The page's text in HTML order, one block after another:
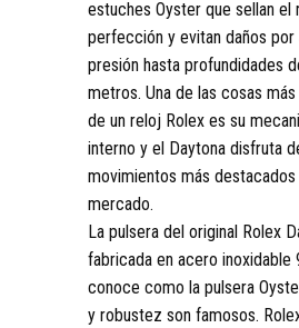
estuches Oyster que sellan el
perfección y evitan daños por
presión hasta profundidades
metros. Una de las cosas
de un reloj Rolex es su
interno y el Daytona disfruta
movimientos más destacados
mercado.
La pulsera del original Rolex
fabricada en acero inoxidable
conoce como la pulsera
y robustez son famosos.